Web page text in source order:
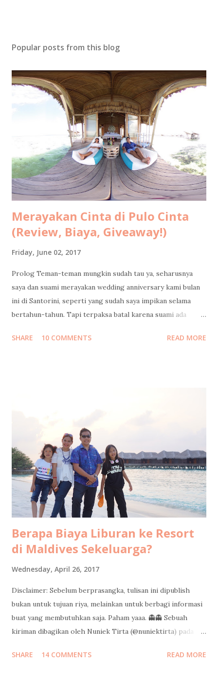
Popular posts from this blog
Merayakan Cinta di Pulo Cinta
(Review, Biaya, Giveaway!)
Friday, June 02, 2017
Prolog Teman-teman mungkin sudah tau ya, seharusnya
saya dan suami merayakan wedding anniversary kami bulan
ini di Santorini, seperti yang sudah saya impikan selama
bertahun-tahun. Tapi terpaksa batal karena suami ada
mempengaruhi masa depan serta hajat hidup orang banyak.
penggiat sosial media. Tempat ini juga sudah masuk dalam
bucket list saya sejak pertama kali saya "menemukannya" di
facebook pertengahan tahun lalu. Tepat di hari yang
seharusnya kami berangkat ke Yunani, saya dan kakak saya
bertemu dengan Pak Tony, Presiden Direktur Pulo Cinta.
Kami diperken...
SHARE 10 COMMENTS READ MORE
Berapa Biaya Liburan ke Resort
di Maldives Sekeluarga?
Wednesday, April 26, 2017
Disclaimer: Sebelum berprasangka, tulisan ini dipublish
bukan untuk tujuan riya, melainkan untuk berbagi informasi
buat yang membutuhkan saja. Paham yaaa. 👻👻 Sebuah
kiriman dibagikan oleh Nuniek Tirta (@nuniektirta) pada
yang cukup sering saya dapatkan dari teman-teman sejak
SHARE 14 COMMENTS READ MORE